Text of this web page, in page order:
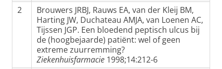
2
Brouwers JRBJ, Rauws EA, van der Kleij BM,
Harting JW, Duchateau AMJA, van Loenen AC,
Tijssen JGP. Een bloedend peptisch ulcus bij
de (hoogbejaarde) patiënt: wel of geen
extreme zuurremming?
Ziekenhuisfarmacie 1998;14:212-6